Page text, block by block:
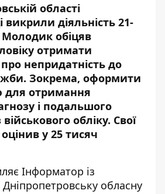
області
викрили діяльність 21-
Молодик обіцяв
отримати
непридатність до
Зокрема, оформити
для отримання
і подальшого
обліку. Свої
у 25 тисяч
Інформатор із
Дніпропетровську обласну